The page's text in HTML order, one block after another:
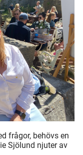
frågor, behövs en
Sjölund njuter av